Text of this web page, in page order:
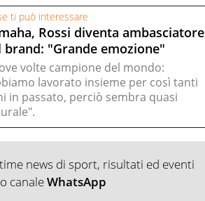
ti può interessare
Rossi diventa ambasciatore
brand: "Grande emozione"
volte campione del mondo:
lavorato insieme per così tanti
in passato, perciò sembra quasi
news di sport, risultati ed eventi
canaleWhatsApp